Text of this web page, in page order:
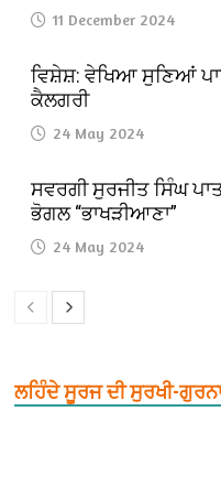
11 December 2024
ਵਿਸ਼ੇਸ਼: ਵੇਖਿਆ ਸੁਣਿਆਂ
ਕੈਲਗਰੀ
24 May 2024
ਸਵਰਗੀ ਸੁਰਜੀਤ ਸਿੰਘ
ਭੋਗਲ “ਭਾਖੜੀਆਣਾ”
24 May 2024
ਲਹਿੰਦੇ ਸੂਰਜ ਦੀ ਸੁਰਖੀ-